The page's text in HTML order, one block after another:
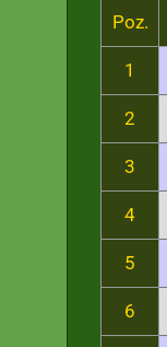
Poz.
1
2
3
4
5
6